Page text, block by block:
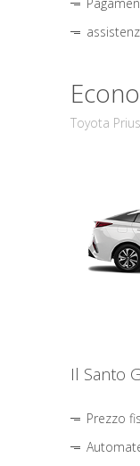
Toyota
Il Santo
Prezzo